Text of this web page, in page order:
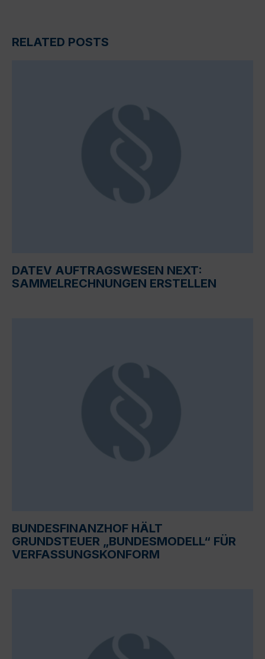
RELATED POSTS
DATEV AUFTRAGSWESEN NEXT:
SAMMELRECHNUNGEN ERSTELLEN
BUNDESFINANZHOF HÄLT
GRUNDSTEUER „BUNDESMODELL“ FÜR
VERFASSUNGSKONFORM